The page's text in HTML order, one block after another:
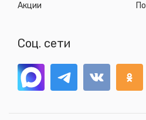
Акции
Соц. сети